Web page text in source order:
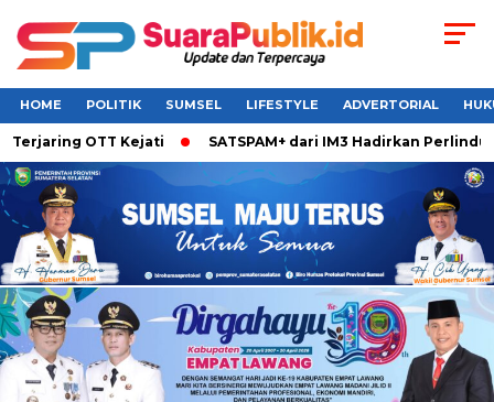
HOME POLITIK SUMSEL LIFESTYLE ADVERTORIAL
OTT Kejati SATSPAM+ dari IM3 Hadirkan